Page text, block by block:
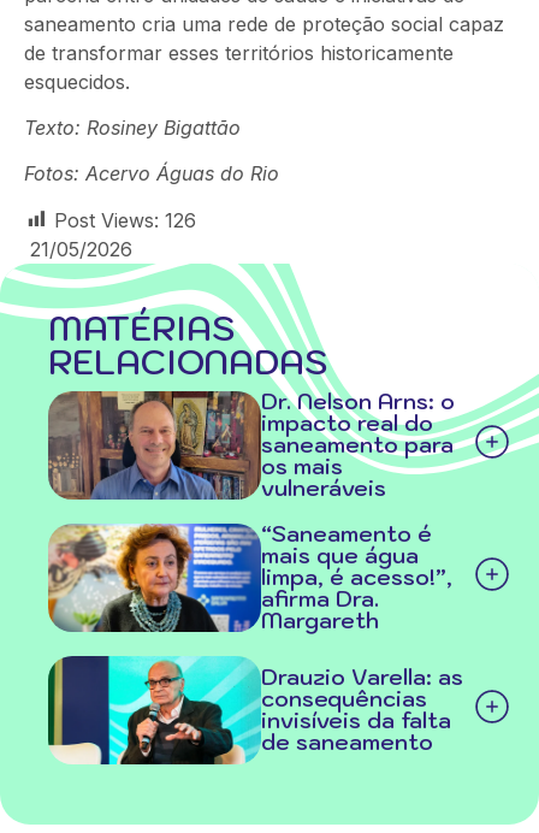
saneamento cria uma rede de proteção social capaz
de transformar esses territórios historicamente
esquecidos.
Texto: Rosiney Bigattão
Fotos: Acervo Águas do Rio
Post Views: 126
21/05/2026
MATÉRIAS
RELACIONADAS
Dr. Nelson Arns: o
impacto real do
saneamento para
os mais
vulneráveis
“Saneamento é
mais que água
limpa, é acesso!”,
afirma Dra.
Margareth
Drauzio Varella: as
consequências
invisíveis da falta
de saneamento